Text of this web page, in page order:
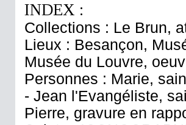
INDEX :
Collections : Le Brun,
Lieux : Besançon,
Musée du Louvre,
Personnes : Marie,
- Jean l'Evangéliste,
Pierre, gravure en